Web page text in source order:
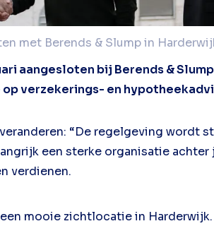
met Berends & Slump in
aangesloten bij Berends &
verzekerings- en
“De regelgeving wordt
een sterke organisatie achter
verdienen.
mooie zichtlocatie in